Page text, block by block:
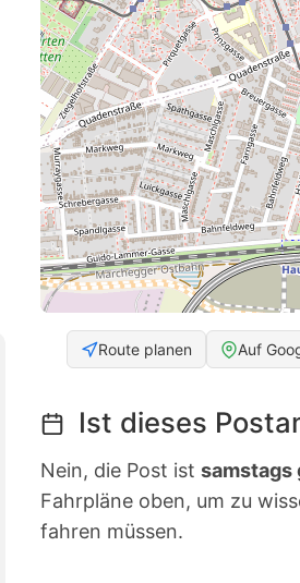
Route planen Auf
Ist dieses
Nein, die Post ist samstags
Fahrpläne oben, um zu
fahren müssen.